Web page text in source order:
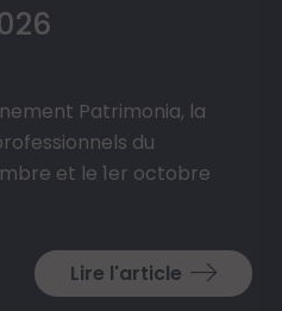
Patrimonia, la
du
et le 1er octobre
Lire l'article